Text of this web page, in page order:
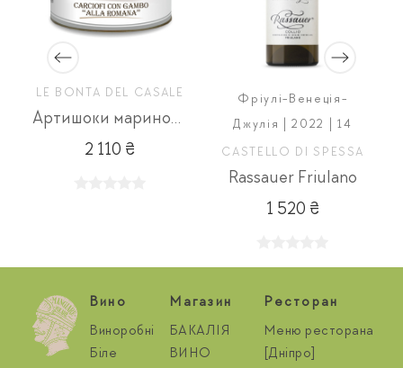
LE BONTA DEL CASALE
Артишоки мариновані Alla Romana
2 110 ₴
Фріулі-Венеція-
Джулія | 2022 | 14
CASTELLO DI SPESSA
Rassauer Friulano
1 520 ₴
Вино
Виноробні
Біле
Магазин
БАКАЛІЯ
ВИНО
Ресторан
Меню ресторана
[Дніпро]